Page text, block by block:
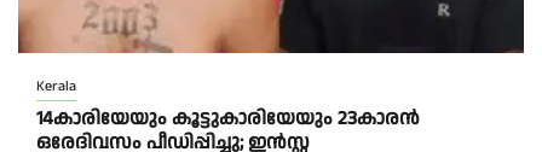
Kerala
14കാരിയേയും കൂട്ടുകാരിയേയും 23കാരൻ
ഒരേദിവസം പീഡിപ്പിച്ചു; ഇൻസ്റ്റ